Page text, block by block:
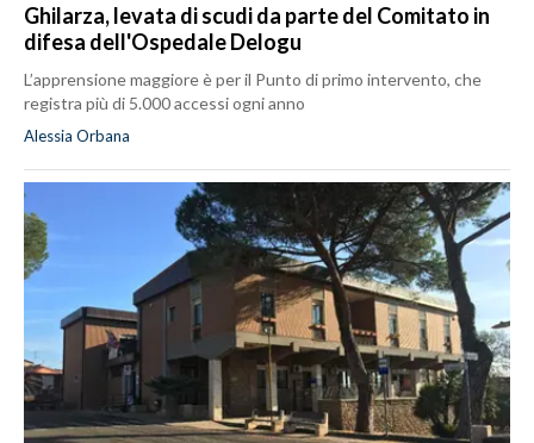
Ghilarza, levata di scudi da parte del Comitato in
difesa dell'Ospedale Delogu
L’apprensione maggiore è per il Punto di primo intervento, che
registra più di 5.000 accessi ogni anno
Alessia Orbana